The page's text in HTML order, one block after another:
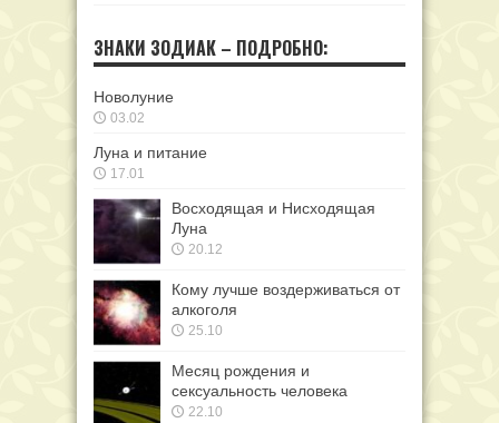
ЗНАКИ ЗОДИАК – ПОДРОБНО:
Новолуние
03.02
Луна и питание
17.01
Восходящая и Нисходящая
Луна
20.12
Кому лучше воздерживаться от
алкоголя
25.10
Месяц рождения и
сексуальность человека
22.10